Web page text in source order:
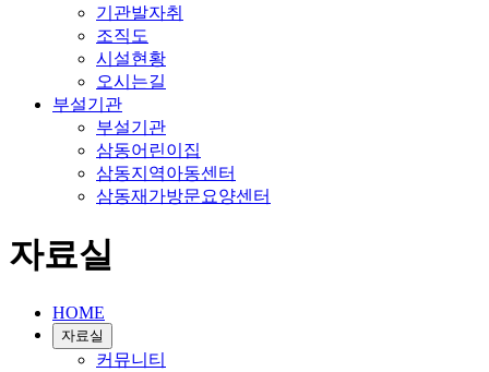
기관발자취
조직도
시설현황
오시는길
부설기관
부설기관
삼동어린이집
삼동지역아동센터
삼동재가방문요양센터
자료실
HOME
자료실
커뮤니티